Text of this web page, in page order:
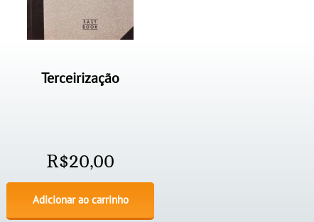
Terceirização
R$20,00
Adicionar ao carrinho